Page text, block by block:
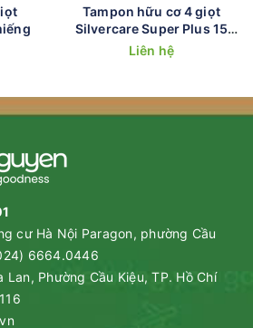
Tampon hữu cơ 4 giọt
Silvercare Super Plus 15
miếng
Liên hệ
cư Hà Nội Paragon, phường Cầu
6664.0446
Lan, Phường Cầu Kiệu, TP. Hồ Chí